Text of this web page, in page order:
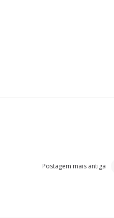
Postagem mais antiga